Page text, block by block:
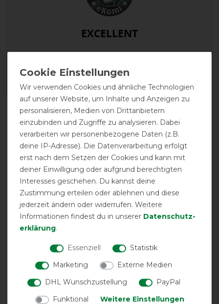
EXCELLENT
Product Reviews
2
Product Rating
5/5
product experience
Positive
100%
Neutral
0%
Wir verwenden Cookies und ähnliche Technologien
auf unserer Website, um Inhalte und Anzeigen zu
personalisieren, Medien von Drittanbietern
einzubinden und Zugriffe zu analysieren. Dabei
verarbeiten wir personenbezogene Daten (z.B.
deine IP-Adresse). Die Datenverarbeitung erfolgt
erst nach dem Setzen der Cookies und kann mit
deiner Einwilligung oder aufgrund berechtigten
Interesses geschehen. Du kannst deine
Zustimmung erteilen oder ablehnen und diese
jederzeit ändern oder widerrufen. Weitere
Informationen findest du in unserer Daten­schutz­
erklärung.
Essenziell
Statistik
Marketing
Externe Medien
DHL Wunschzustellung
PayPal
Funktional
Weitere Einstellungen